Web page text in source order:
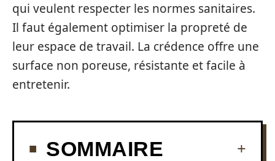
qui veulent respecter les normes sanitaires.
Il faut également optimiser la propreté de
leur espace de travail. La crédence offre une
surface non poreuse, résistante et facile à
entretenir.
SOMMAIRE